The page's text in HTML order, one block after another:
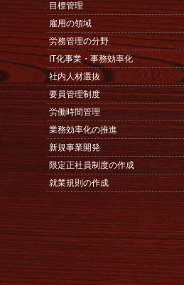
目標管理
雇用の領域
労務管理の分野
IT化事業・事務効率化
社内人材選抜
要員管理制度
労働時間管理
業務効率化の推進
新規事業開発
限定正社員制度の作成
就業規則の作成